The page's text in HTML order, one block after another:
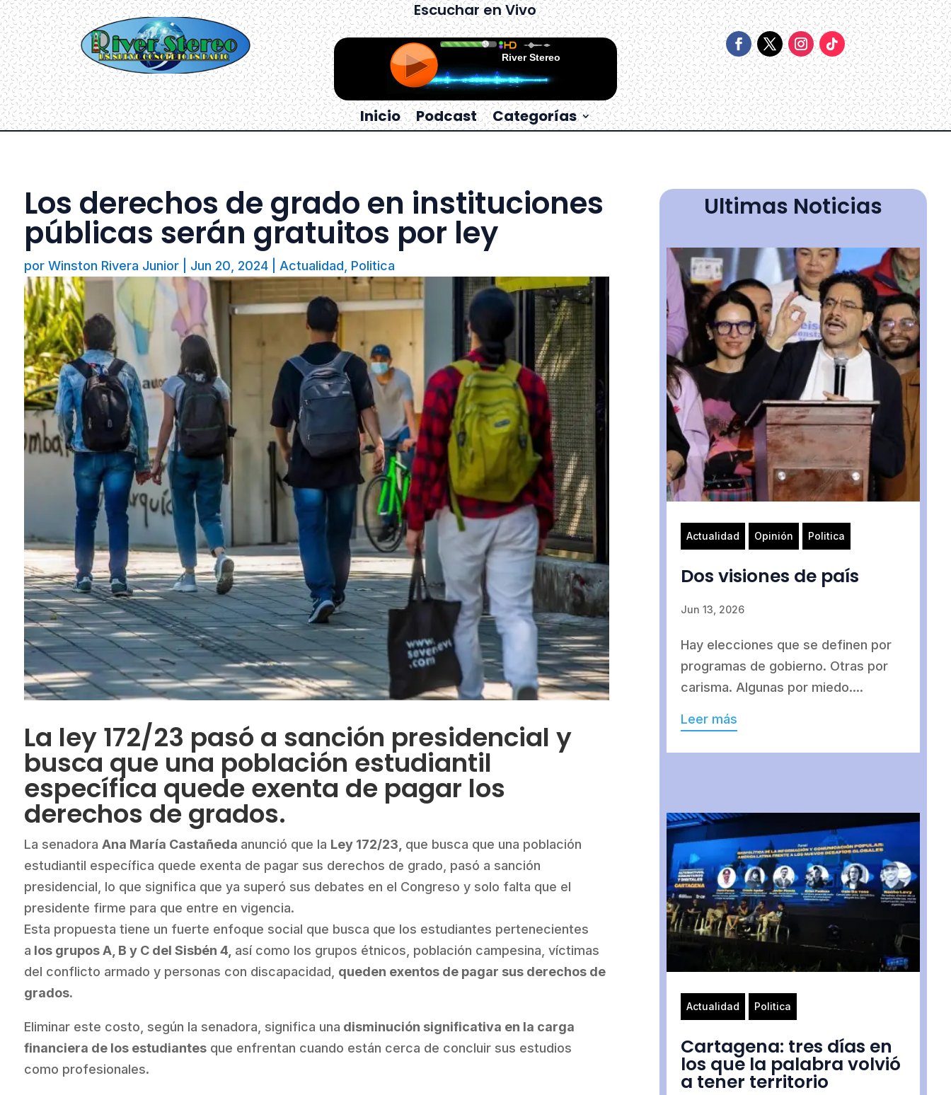
Escuchar en Vivo
Inicio Podcast Categorías
Los derechos de grado en instituciones
públicas serán gratuitos por ley
por Winston Rivera Junior| Jun 20, 2024| Actualidad Politica
La ley 172/23 pasó a sanción presidencial y
busca que una población estudiantil
específica quede exenta de pagar los
derechos de grados.
La senadora Ana María Castañeda anunció que la Ley 172/23, que busca que una población
estudiantil específica quede exenta de pagar sus derechos de grado, pasó a sanción
presidencial, lo que significa que ya superó sus debates en el Congreso y solo falta que el
presidente firme para que entre en vigencia.
Esta propuesta tiene un fuerte enfoque social que busca que los estudiantes pertenecientes
a los grupos A, B y C del Sisbén 4, así como los grupos étnicos, población campesina, víctimas
del conflicto armado y personas con discapacidad, queden exentos de pagar sus derechos de
grados.
Eliminar este costo, según la senadora, significa una disminución significativa en la carga
financiera de los estudiantesque enfrentan cuando están cerca de concluir sus estudios
como profesionales.
Ultimas Noticias
Actualidad Opinión Politica
Dos visiones de país
Jun 13, 2026
Hay elecciones que se definen por
programas de gobierno. Otras por
carisma. Algunas por miedo....
Leer más
Actualidad Politica
Cartagena: tres días en
los que la palabra volvió
a tener territorio